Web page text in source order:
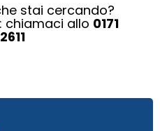
stai cercando?
chiamaci allo 0171